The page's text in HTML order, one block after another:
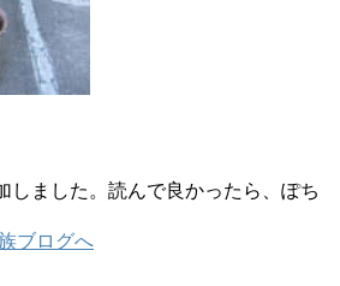
しました。読んで良かったら、ぽち